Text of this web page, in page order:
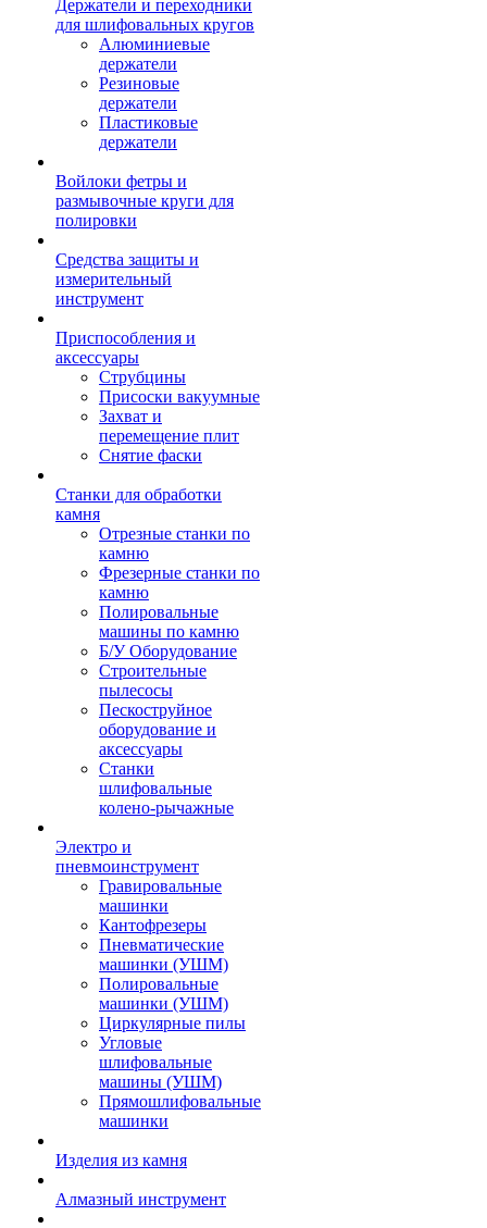
Держатели и переходники
для шлифовальных кругов
Алюминиевые
держатели
Резиновые
держатели
Пластиковые
держатели
Войлоки фетры и
размывочные круги для
полировки
Средства защиты и
измерительный
инструмент
Приспособления и
аксессуары
Струбцины
Присоски вакуумные
Захват и
перемещение плит
Снятие фаски
Станки для обработки
камня
Отрезные станки по
камню
Фрезерные станки по
камню
Полировальные
машины по камню
Б/У Оборудование
Строительные
пылесосы
Пескоструйное
оборудование и
аксессуары
Станки
шлифовальные
колено-рычажные
Электро и
пневмоинструмент
Гравировальные
машинки
Кантофрезеры
Пневматические
машинки (УШМ)
Полировальные
машинки (УШМ)
Циркулярные пилы
Угловые
шлифовальные
машины (УШМ)
Прямошлифовальные
машинки
Изделия из камня
Алмазный инструмент